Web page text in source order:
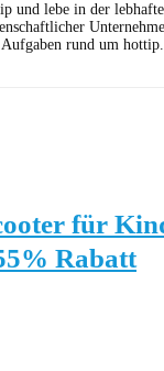
und lebe in der
Aufgaben rund um hottip.
für
Rabatt